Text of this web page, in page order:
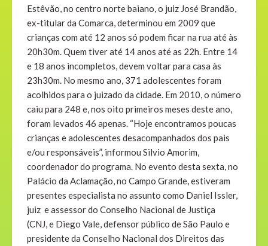
Estêvão, no centro norte baiano, o juiz José Brandão,
ex-titular da Comarca, determinou em 2009 que
crianças com até 12 anos só podem ficar na rua até às
20h30m. Quem tiver até 14 anos até as 22h. Entre 14
e 18 anos incompletos, devem voltar para casa às
23h30m. No mesmo ano, 371 adolescentes foram
acolhidos para o juizado da cidade. Em 2010, o número
caiu para 248 e, nos oito primeiros meses deste ano,
foram levados 46 apenas. “Hoje encontramos poucas
crianças e adolescentes desacompanhados dos pais
e/ou responsáveis”, informou Silvio Amorim,
coordenador do programa. No evento desta sexta, no
Palácio da Aclamação, no Campo Grande, estiveram
presentes especialista no assunto como Daniel Issler,
juiz e assessor do Conselho Nacional de Justiça
(CNJ, e Diego Vale, defensor público de São Paulo e
presidente da Conselho Nacional dos Direitos das